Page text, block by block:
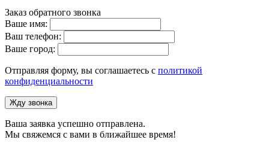
Заказ обратного звонка
Ваше имя:
Ваш телефон:
Ваше город:
Отправляя форму, вы соглашаетесь с политикой
конфиденциальности
Жду звонка
Ваша заявка успешно отправлена.
Мы свяжемся с вами в ближайшее время!